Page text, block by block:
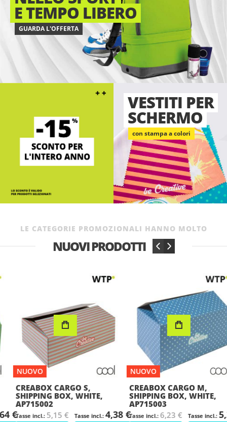
E TEMPO LIBERO
GUARDA L'OFFERTA
VESTITI PER
SCHERMO
con stampa a colori
LE CATEGORIE PROMOZIONALI HANNO MOLTO
NUOVI PRODOTTI ‹ ›
€
NUOVO
CREABOX CARGO S,
SHIPPING BOX, WHITE,
AP715002
5,15 €
4,38 €
NUOVO
CREABOX CARGO M,
SHIPPING BOX, WHITE,
AP715003
6,23 €